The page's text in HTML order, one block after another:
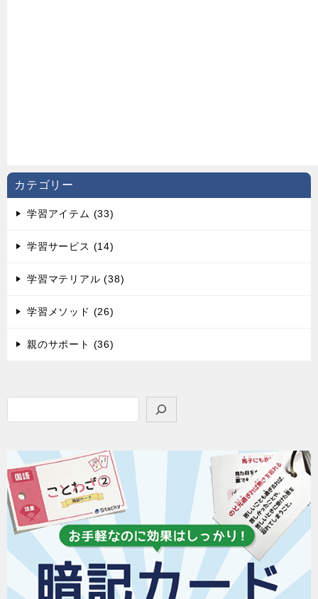
カテゴリー
学習アイテム (33)
学習サービス (14)
学習マテリアル (38)
学習メソッド (26)
親のサポート (36)
索